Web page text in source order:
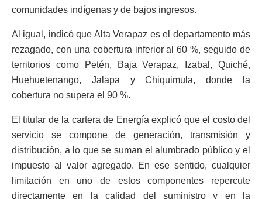
comunidades indígenas y de bajos ingresos.
Al igual, indicó que Alta Verapaz es el departamento más
rezagado, con una cobertura inferior al 60 %, seguido de
territorios como Petén, Baja Verapaz, Izabal, Quiché,
Huehuetenango, Jalapa y Chiquimula, donde la
cobertura no supera el 90 %.
El titular de la cartera de Energía explicó que el costo del
servicio se compone de generación, transmisión y
distribución, a lo que se suman el alumbrado público y el
impuesto al valor agregado. En ese sentido, cualquier
limitación en uno de estos componentes repercute
directamente en la calidad del suministro y en la